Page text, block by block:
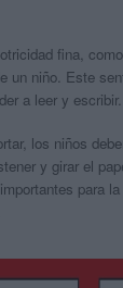
fina,
un niño. Este
a leer y escribir.
los niños
y girar el
para